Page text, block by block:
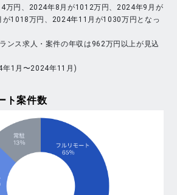
万円、2024年8月が1012万円、2024年9月が
1018万円、2024年11月が1030万円となっ
ンス求人・案件の年収は962万円以上が見込
年1月〜2024年11月)
ト案件数